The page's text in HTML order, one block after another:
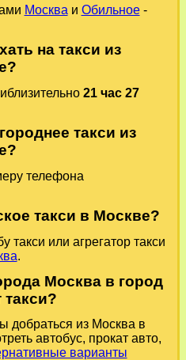
Москва и Обильное-
на такси из
21 час 27
такси из
телефона
такси в Москве?
такси или агрегатор такси
.
Москва в город
добраться из Москва в
автобус, прокат авто,
варианты